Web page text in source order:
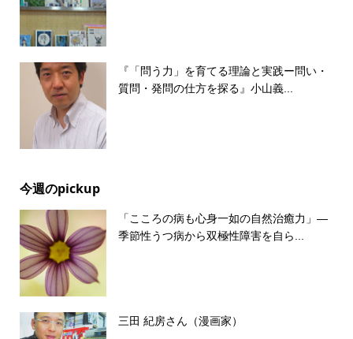
『「問う力」を育てる理論と実践ー問い・
質問・発問の仕方を探る』小山義...
今週のpickup
「こころの病も心身一如の自然治癒力」―
季節性うつ病から双極性障害を自ら...
三田 紀房さん（漫画家）